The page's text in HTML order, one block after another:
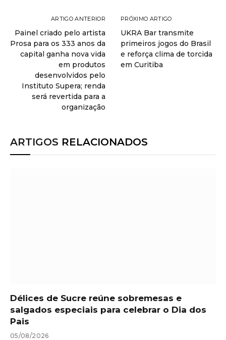
ARTIGO ANTERIOR
Painel criado pelo artista
Prosa para os 333 anos da
capital ganha nova vida
em produtos
desenvolvidos pelo
Instituto Supera; renda
será revertida para a
organização
PRÓXIMO ARTIGO
UKRA Bar transmite
primeiros jogos do Brasil
e reforça clima de torcida
em Curitiba
ARTIGOS RELACIONADOS
Délices de Sucre reúne sobremesas e
salgados especiais para celebrar o Dia dos
Pais
05/08/2026